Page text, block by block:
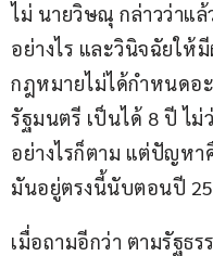
ไม่ นายวิษณุ กล่าวว่าแ
อย่างไร และวินิจฉัยให้
กฎหมายไม่ได้กำหนดอ
รัฐมนตรี เป็นได้ 8 ปี ไ
อย่างไรก็ตาม แต่ปัญห
มันอยู่ตรงนี้นับตอนปี
เมื่อถามอีกว่า ตามรัฐธ